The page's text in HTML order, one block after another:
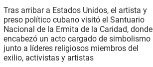
Tras arribar a Estados Unidos, el artista y
preso político cubano visitó el Santuario
Nacional de la Ermita de la Caridad, donde
encabezó un acto cargado de simbolismo
junto a líderes religiosos miembros del
exilio, activistas y artistas